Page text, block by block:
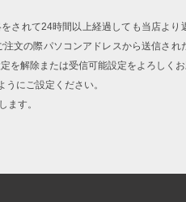
されて24時間以上経過しても当店より
文の際パソコンアドレスから送信され
を解除または受信可能設定をよろしくお
にご設定ください。
ます。